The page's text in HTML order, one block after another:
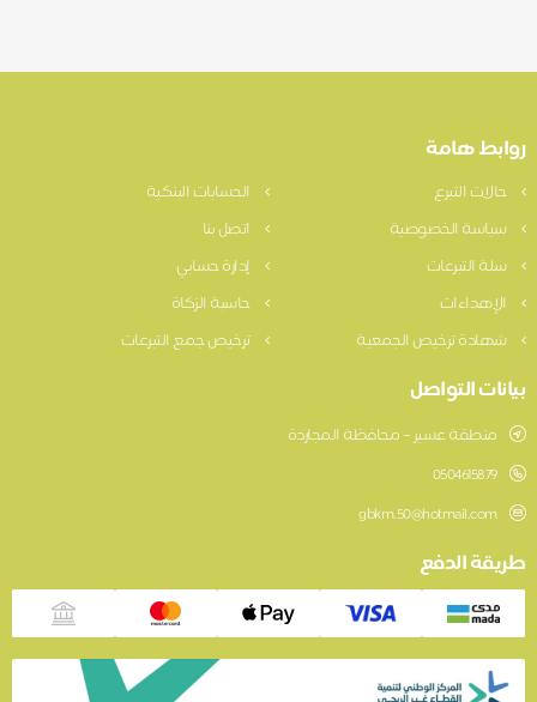
روابط هامة
حالات التبرع
الحسابات البنكية
سياسة الخصوصية
اتصل بنا
سلة التبرعات
إدارة حسابي
الإهداءات
حاسبة الزكاة
شهادة ترخيص الجمعية
ترخيص جمع التبرعات
بيانات التواصل
منطقة عسير – محافظة المجاردة
0504615879
gbkm.50@hotmail.com
طريقة الدفع